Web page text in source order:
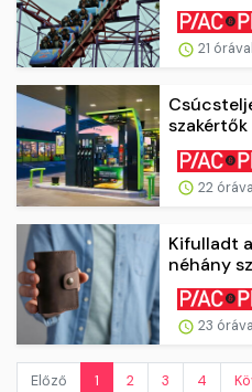
21
22
Kifulladt
néhány
23
Előző 1 2 3 4